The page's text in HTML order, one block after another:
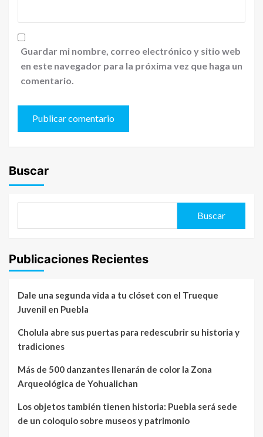
Guardar mi nombre, correo electrónico y sitio web
en este navegador para la próxima vez que haga un
comentario.
Buscar
Buscar
Publicaciones Recientes
Dale una segunda vida a tu clóset con el Trueque
Juvenil en Puebla
Cholula abre sus puertas para redescubrir su historia y
tradiciones
Más de 500 danzantes llenarán de color la Zona
Arqueológica de Yohualichan
Los objetos también tienen historia: Puebla será sede
de un coloquio sobre museos y patrimonio